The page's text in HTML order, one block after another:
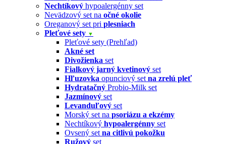
Nechtíkový hypoalergénny set
Nevädzový set na očné okolie
Oreganový set pri plesniach
Pleťové sety ▼
Pleťové sety (Prehľad)
Akné set
Divožienka set
Fialkový jarný kvetinový set
Hľuzovka opunciový set na zrelú pleť
Hydratačný Probio-Milk set
Jazmínový set
Levanduľový set
Morský set na psoriázu a ekzémy
Nechtíkový hypoalergénny set
Ovsený set na citlivú pokožku
Ružový set